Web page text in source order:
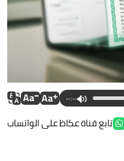
--:--
تابع قناة عكاظ على الواتساب